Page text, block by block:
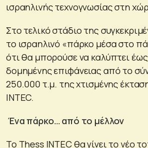
ισραηλινής τεχνογνωσίας στη
Στο τελικό στάδιο της
το ισραηλινό «πάρκο μέσα στο
ότι θα μπορούσε να καλύπτει
δομημένης επιφάνειας από το
250.000 τ.μ. της χτισμένης
INTEC.
Ένα πάρκο… από το μέλλον
Το Thess INTEC θα γίνει το νέο